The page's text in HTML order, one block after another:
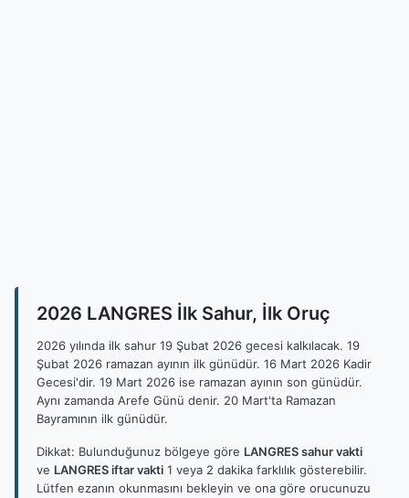
2026 LANGRES İlk Sahur, İlk Oruç
2026 yılında ilk sahur 19 Şubat 2026 gecesi kalkılacak. 19
Şubat 2026 ramazan ayının ilk günüdür. 16 Mart 2026 Kadir
Gecesi'dir. 19 Mart 2026 ise ramazan ayının son günüdür.
Aynı zamanda Arefe Günü denir. 20 Mart'ta Ramazan
Bayramının ilk günüdür.
Dikkat: Bulunduğunuz bölgeye göre LANGRES sahur vakti
ve LANGRES iftar vakti 1 veya 2 dakika farklılık gösterebilir.
Lütfen ezanın okunmasını bekleyin ve ona göre orucunuzu